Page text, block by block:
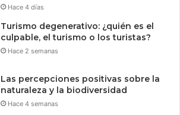
Hace 4 días
Turismo degenerativo: ¿quién es el
culpable, el turismo o los turistas?
Hace 2 semanas
Las percepciones positivas sobre la
naturaleza y la biodiversidad
Hace 4 semanas